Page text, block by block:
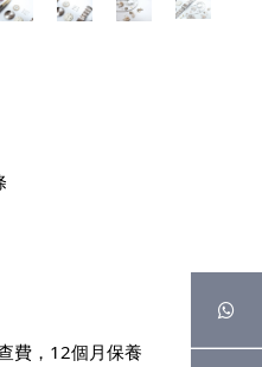
費，12個月保養